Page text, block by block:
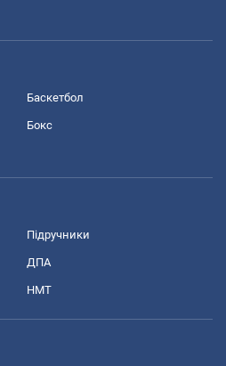
Баскетбол
Бокс
Підручники
ДПА
НМТ